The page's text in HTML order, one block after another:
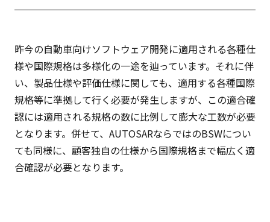
昨今の自動車向けソフトウェア開発に適用される各種仕
様や国際規格は多様化の一途を辿っています。それに伴
い、製品仕様や評価仕様に関しても、適用する各種国際
規格等に準拠して行く必要が発生しますが、この適合確
認には適用される規格の数に比例して膨大な工数が必要
となります。併せて、AUTOSARならではのBSWについ
ても同様に、顧客独自の仕様から国際規格まで幅広く適
合確認が必要となります。